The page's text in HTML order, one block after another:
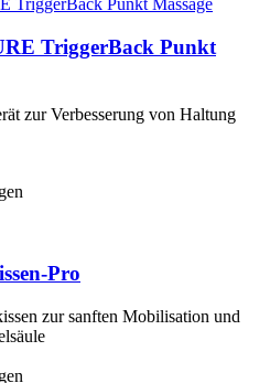
TriggerBack Punkt
zur Verbesserung von Haltung
Pro
zur sanften Mobilisation und